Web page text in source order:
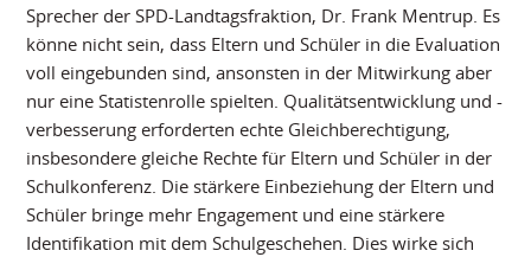
Sprecher der SPD-Landtagsfraktion, Dr. Frank Mentrup. Es
könne nicht sein, dass Eltern und Schüler in die Evaluation
voll eingebunden sind, ansonsten in der Mitwirkung aber
nur eine Statistenrolle spielten. Qualitätsentwicklung und -
verbesserung erforderten echte Gleichberechtigung,
insbesondere gleiche Rechte für Eltern und Schüler in der
Schulkonferenz. Die stärkere Einbeziehung der Eltern und
Schüler bringe mehr Engagement und eine stärkere
Identifikation mit dem Schulgeschehen. Dies wirke sich